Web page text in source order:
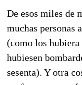
De esos miles de
muchas personas
(como los hubiera
hubiesen
sesenta). Y otra